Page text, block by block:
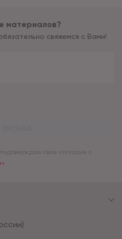
материалов?
свяжемся с Вами!
свое согласие с